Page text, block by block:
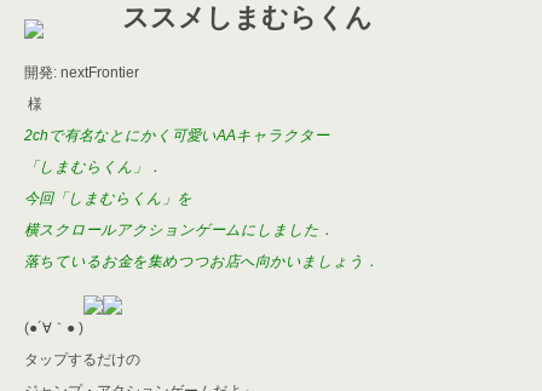
ススメしまむらくん
開発: nextFrontier
様
2chで有名なとにかく可愛いAAキャラクター
「しまむらくん」．
今回「しまむらくん」を
横スクロールアクションゲームにしました．
落ちているお金を集めつつお店へ向かいましょう．
(●´∀｀● )
タップするだけの